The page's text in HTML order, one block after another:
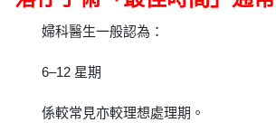
婦科醫生一般認為：
6–12 星期
係較常見亦較理想處理期。